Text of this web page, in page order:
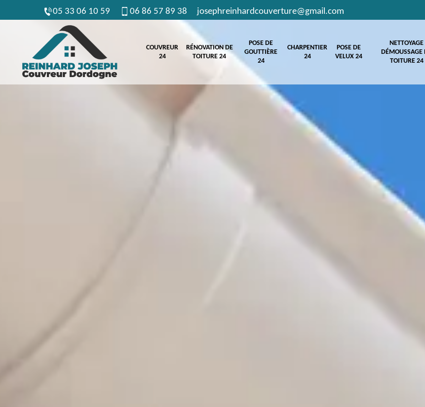
05 33 06 10 59 06 86 57 89 38 josephreinhardcouverture@gmail.com
COUVREUR
24
RÉNOVATION DE
TOITURE 24
POSE DE
GOUTTIÈRE
24
CHARPENTIER
24
POSE DE
VELUX 24
NETTOYAGE
DÉMOUSSAGE
TOITURE 24